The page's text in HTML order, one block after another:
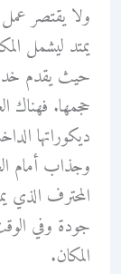
ولا يقتصر عمل
يمتد ليشمل
حيث يقدم
حجمها. فهناك
ديكوراتها
وجذاب أمام
المحترف الذي
جودة وفي
المكان.